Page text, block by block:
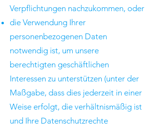
Verpflichtungen nachzukommen, oder
die Verwendung Ihrer
personenbezogenen Daten
notwendig ist, um unsere
berechtigten geschäftlichen
Interessen zu unterstützen (unter der
Maßgabe, dass dies jederzeit in einer
Weise erfolgt, die verhältnismäßig ist
und Ihre Datenschutzrechte